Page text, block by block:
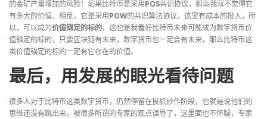
的金矿产量增加的风险！如果比特币是采用POS共识协议，那么我就不觉得它
有多大的价值，相反，它是采用POW的共识算法协议，这里有成本的投入，所
以，可以成为价值锚定的标的，这也是我看好比特币未来可能成为数字货币价
值锚定的标的，只要区块链有未来，数字货币也一定会有未来，那么比特币这
类价值锚定的标的一定有它存在的价值。
最后，用发展的眼光看待问题
很多人对于比特币这类数字货币，仍然停留在投机炒作阶段，也就是说他们的
思维还没有跳出来，被很多所谓的专家的观点误导了，这里面也不怀疑，专家